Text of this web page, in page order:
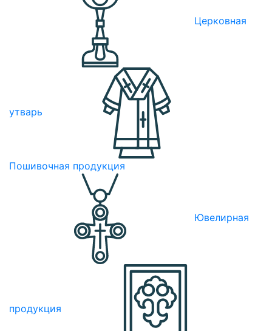
Церковная
утварь
Пошивочная продукция
Ювелирная
продукция